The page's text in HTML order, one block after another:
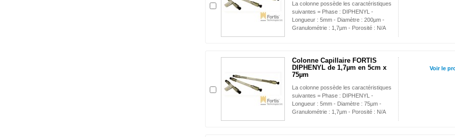
La colonne possède les caractéristiques
suivantes = Phase : DIPHENYL -
Longueur : 5mm - Diamètre : 200µm -
Granulométrie : 1,7µm - Porosité : N/A
Colonne Capillaire FORTIS
DIPHENYL de 1,7µm en 5cm x
75µm
La colonne possède les caractéristiques
suivantes = Phase : DIPHENYL -
Longueur : 5mm - Diamètre : 75µm -
Granulométrie : 1,7µm - Porosité : N/A
Voir le